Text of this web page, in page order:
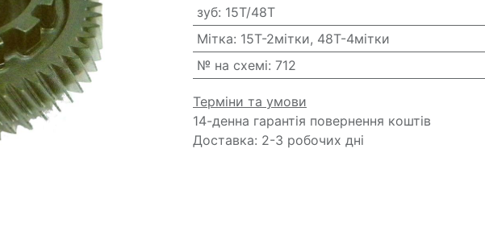
зуб: 15T/48T
Мітка: 15T-2мітки, 48T-4мітки
№ на схемі: 712
Терміни та умови
14-денна гарантія повернення коштів
Доставка: 2-3 робочих дні